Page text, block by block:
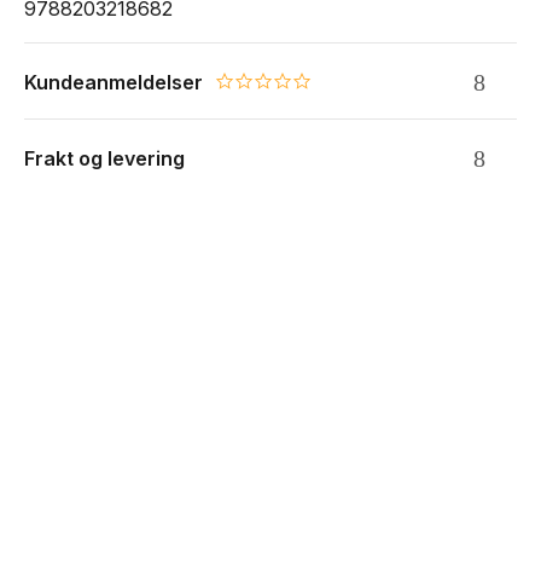
9788203218682
Kundeanmeldelser 0.0 star rating
Frakt og levering